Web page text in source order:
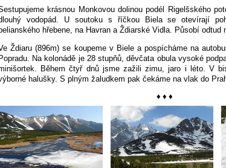
krásnou Monkovou dolinou podél Rigelšského
vodopád. U soutoku s říčkou Biela se otevírají
belianského hřebene, na Havran a Ždiarské Vidla. Působí odtud
Ždiaru (896m) se koupeme v Biele a pospícháme na
Popradu. Na kolonádě je 28 stupňů, děvčata obula vysoké
Během čtyř dnů jsme zažili zimu, jaro i léto. V
halušky. S plným žaludkem pak čekáme na vlak do
♦ ♦ ♦